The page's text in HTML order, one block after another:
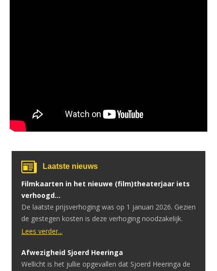
Laatste nieuws
Filmkaarten in het nieuwe (film)theaterjaar iets
verhoogd…
De laatste prijsverhoging was op 1 januari 2026. Gezien
de gestegen kosten is deze verhoging noodzakelijk.
Lees verder...
Afwezigheid Sjoerd Heeringa
Wellicht is het jullie opgevallen dat Sjoerd Heeringa de